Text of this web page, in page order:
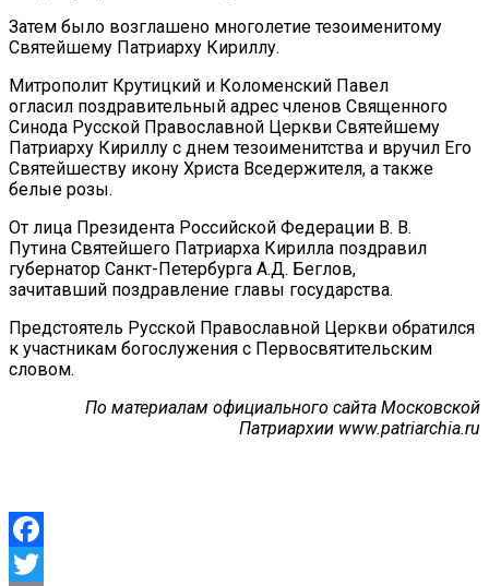
Затем было возглашено многолетие тезоименитому
Святейшему Патриарху Кириллу.
Митрополит Крутицкий и Коломенский Павел
огласил поздравительный адрес членов Священного
Синода Русской Православной Церкви Святейшему
Патриарху Кириллу с днем тезоименитства и вручил Его
Святейшеству икону Христа Вседержителя, а также
белые розы.
От лица Президента Российской Федерации В. В.
Путина Святейшего Патриарха Кирилла поздравил
губернатор Санкт-Петербурга А.Д. Беглов,
зачитавший поздравление главы государства.
Предстоятель Русской Православной Церкви обратился
к участникам богослужения с Первосвятительским
словом.
По материалам официального сайта Московской
Патриархии www.patriarchia.ru
Facebook